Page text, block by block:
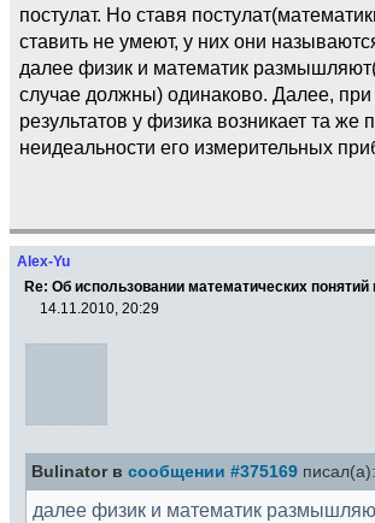
постулат. Но ставя
ставить не умеют, у них они
далее физик и математик
случае должны) одинаково. Далее, при
результатов у физика возникает та же
неидеальности его измерительных
Alex-Yu
Re: Об использовании математических понятий
14.11.2010, 20:29
Bulinator в сообщении #375169 писал(а):
далее физик и математик